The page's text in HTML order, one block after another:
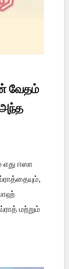
வேதம்
ஈஸா
மற்றும்